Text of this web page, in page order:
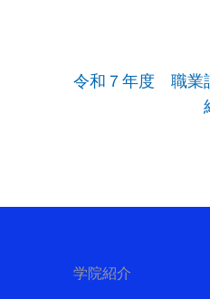
令和７年度 職業
学院紹介